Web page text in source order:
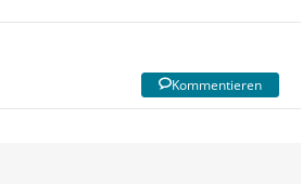
Kommentieren